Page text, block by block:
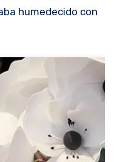
humedecido con